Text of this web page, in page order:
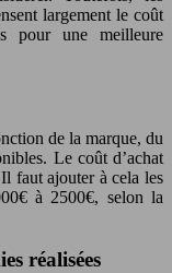
largement le coût
pour une meilleure
de la marque, du
Le coût d’achat
faut ajouter à cela les
à 2500€, selon la
réalisées